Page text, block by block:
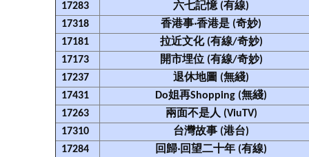
17283
六七記憶 (有線)
17318
香港事‧香港是 (奇妙)
17181
拉近文化 (有線/奇妙)
17173
開市埋位 (有線/奇妙)
17237
退休地圖 (無綫)
17431
Do姐再Shopping (無綫)
17263
兩面不是人 (ViuTV)
17310
台灣故事 (港台)
17284
回歸‧回望二十年 (有線)